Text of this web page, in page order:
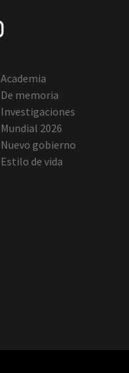
Academia
De memoria
Investigaciones
Mundial 2026
Nuevo gobierno
Estilo de vida